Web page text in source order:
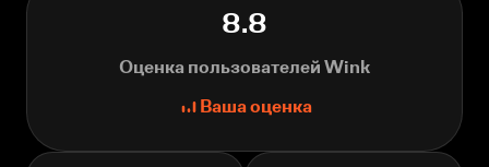
8.8
Оценка пользователей Wink
Ваша оценка